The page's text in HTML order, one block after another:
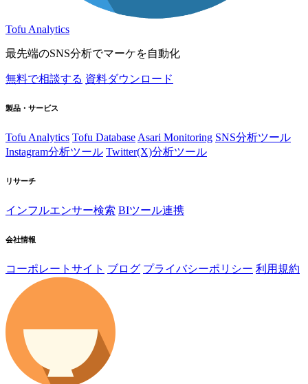
Tofu Analytics
最先端のSNS分析でマーケを自動化
無料で相談する 資料ダウンロード
製品・サービス
Tofu Analytics Tofu Database Asari Monitoring SNS分析ツール
Instagram分析ツール Twitter(X)分析ツール
リサーチ
インフルエンサー検索 BIツール連携
会社情報
コーポレートサイト ブログ プライバシーポリシー 利用規約